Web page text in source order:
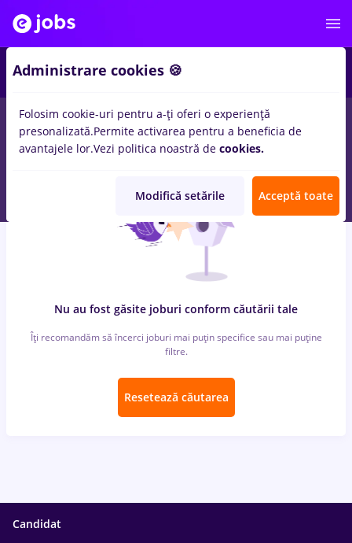
locuri de muncaalimentatie publica, Part timein
acasa)inConstructii / Instalatii, IT / Telecom
Nu au fost găsite joburi conform căutării tale
Îți recomandăm să încerci joburi mai puțin specifice sau mai puține
filtre.
Resetează căutarea
Candidat
Administrare cookies 🍪
Folosim cookie-uri pentru a-ți oferi o experiență
presonalizată.Permite activarea pentru a beneficia de
avantajele lor.Vezi politica noastră de cookies.
Modifică setările Acceptă toate